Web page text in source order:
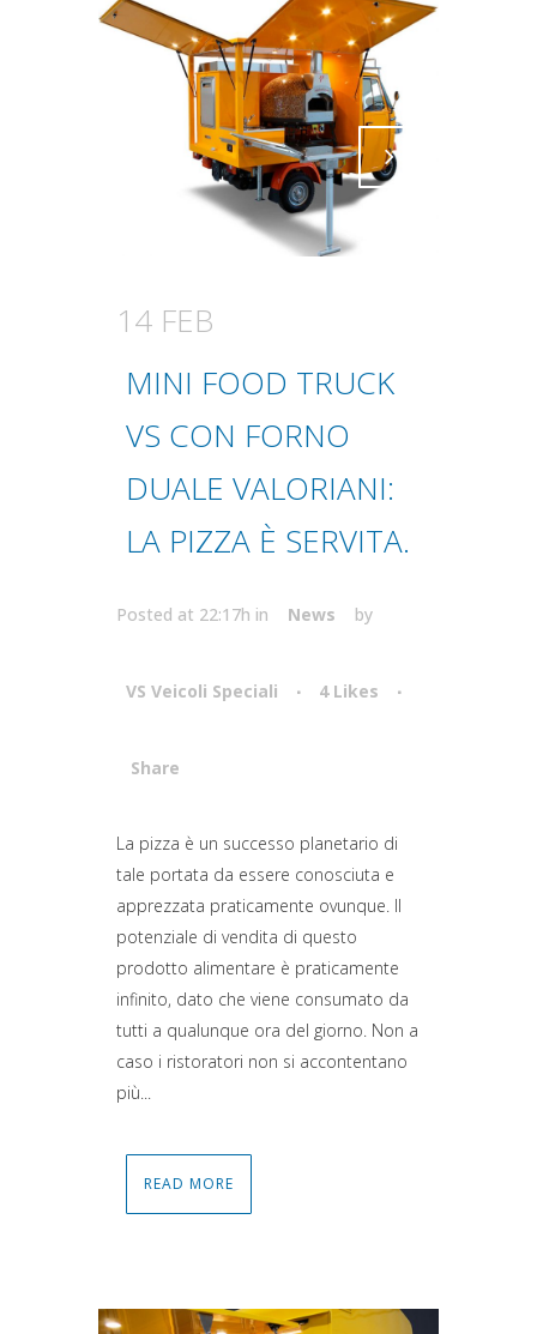
Attiva comando Attiva comando
14 FEB
MINI FOOD TRUCK
VS CON FORNO
DUALE VALORIANI:
LA PIZZA È SERVITA.
Posted at 22:17h in News by
VS Veicoli Speciali 4 Likes
Share
Attiva comando
La pizza è un successo planetario di
tale portata da essere conosciuta e
apprezzata praticamente ovunque. Il
potenziale di vendita di questo
prodotto alimentare è praticamente
infinito, dato che viene consumato da
tutti a qualunque ora del giorno. Non a
caso i ristoratori non si accontentano
più...
READ MORE